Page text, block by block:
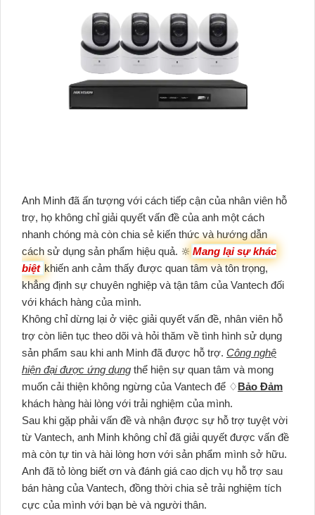
Anh Minh đã ấn tượng với cách tiếp cận của nhân viên hỗ
trợ, họ không chỉ giải quyết vấn đề của anh một cách
nhanh chóng mà còn chia sẻ kiến thức và hướng dẫn
cách sử dụng sản phẩm hiệu quả. 🔆 Mang lại sự khác
biệt khiến anh cảm thấy được quan tâm và tôn trọng,
khẳng định sự chuyên nghiệp và tận tâm của Vantech đối
với khách hàng của mình.
Không chỉ dừng lại ở việc giải quyết vấn đề, nhân viên hỗ
trợ còn liên tục theo dõi và hỏi thăm về tình hình sử dụng
sản phẩm sau khi anh Minh đã được hỗ trợ. Công nghệ
hiện đại được ứng dụng thể hiện sự quan tâm và mong
muốn cải thiện không ngừng của Vantech để ♢ Bảo Đảm
khách hàng hài lòng với trải nghiệm của mình.
Sau khi gặp phải vấn đề và nhận được sự hỗ trợ tuyệt vời
từ Vantech, anh Minh không chỉ đã giải quyết được vấn đề
mà còn tự tin và hài lòng hơn với sản phẩm mình sở hữu.
Anh đã tỏ lòng biết ơn và đánh giá cao dịch vụ hỗ trợ sau
bán hàng của Vantech, đồng thời chia sẻ trải nghiệm tích
cực của mình với bạn bè và người thân.